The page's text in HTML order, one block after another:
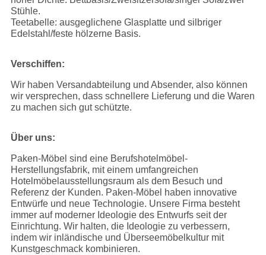
Stühle.
Teetabelle: ausgeglichene Glasplatte und silbriger
Edelstahl/feste hölzerne Basis.
Verschiffen:
Wir haben Versandabteilung und Absender, also können
wir versprechen, dass schnellere Lieferung und die Waren
zu machen sich gut schützte.
Über uns:
Paken-Möbel sind eine Berufshotelmöbel-
Herstellungsfabrik, mit einem umfangreichen
Hotelmöbelausstellungsraum als dem Besuch und
Referenz der Kunden. Paken-Möbel haben innovative
Entwürfe und neue Technologie. Unsere Firma besteht
immer auf moderner Ideologie des Entwurfs seit der
Einrichtung. Wir halten, die Ideologie zu verbessern,
indem wir inländische und Überseemöbelkultur mit
Kunstgeschmack kombinieren.